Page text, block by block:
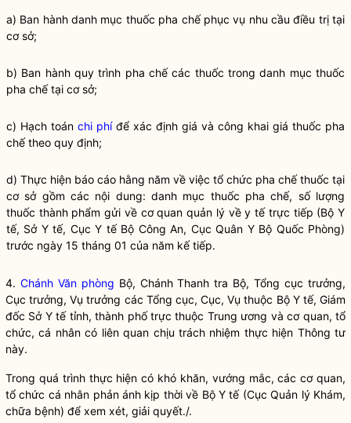
a) Ban hành danh mục thuốc pha chế phục vụ nhu cầu điều trị tại
cơ sở;
b) Ban hành quy trình pha chế các thuốc trong danh mục thuốc
pha chế tại cơ sở;
c) Hạch toán chi phíđể xác định giá và công khai giá thuốc pha
chế theo quy định;
d) Thực hiện báo cáo hằng năm về việc tổ chức pha chếthuốc tại
cơ sở gồm các nội dung: danh mục thuốc pha chế, số lượng
thuốc thành phẩm gửi về cơ quan quản lý về y tế trực tiếp (Bộ Y
tế, Sở Y tế, Cục Y tế Bộ Công An, Cục Quân Y Bộ Quốc Phòng)
trước ngày 15 tháng 01 của năm kế tiếp.
4. Chánh Văn phòng Bộ, Chánh Thanh tra Bộ, Tổng cục trưởng,
Cục trưởng, Vụ trưởng các Tổng cục, Cục, Vụ thuộc Bộ Y tế, Giám
đốc Sở Y tế tỉnh, thành phố trực thuộc Trung ương và cơ quan, tổ
chức, cá nhân có liên quan chịu trách nhiệm thực hiện Thông tư
này.
Trong quá trình thực hiện có khó khăn, vướng mắc, các cơ quan,
tổ chức cá nhân phản ánh kịp thời về Bộ Y tế (Cục Quản lý Khám,
chữa bệnh) để xem xét, giải quyết./.